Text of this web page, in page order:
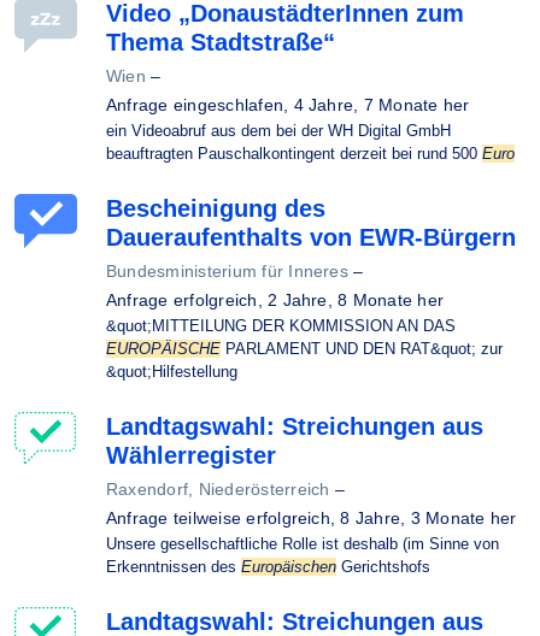
Video „DonaustädterInnen zum
Thema Stadtstraße“
Wien –
Anfrage eingeschlafen, 4 Jahre, 7 Monate her
ein Videoabruf aus dem bei der WH Digital GmbH
beauftragten Pauschalkontingent derzeit bei rund 500 Euro
Bescheinigung des
Daueraufenthalts von EWR-Bürgern
Bundesministerium für Inneres–
Anfrage erfolgreich, 2 Jahre, 8 Monate her
&quot;MITTEILUNG DER KOMMISSION AN DAS
EUROPÄISCHE PARLAMENT UND DEN RAT&quot; zur
&quot;Hilfestellung
Landtagswahl: Streichungen aus
Wählerregister
Raxendorf, Niederösterreich –
Anfrage teilweise erfolgreich,8 Jahre, 3 Monate her
Unsere gesellschaftliche Rolle ist deshalb (im Sinne von
Erkenntnissen des Europäischen Gerichtshofs
Landtagswahl: Streichungen aus